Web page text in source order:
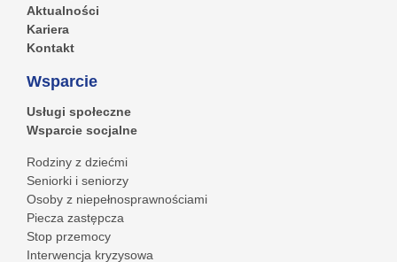
Aktualności
Kariera
Kontakt
Wsparcie
Usługi społeczne
Wsparcie socjalne
Rodziny z dziećmi
Seniorki i seniorzy
Osoby z niepełnosprawnościami
Piecza zastępcza
Stop przemocy
Interwencja kryzysowa